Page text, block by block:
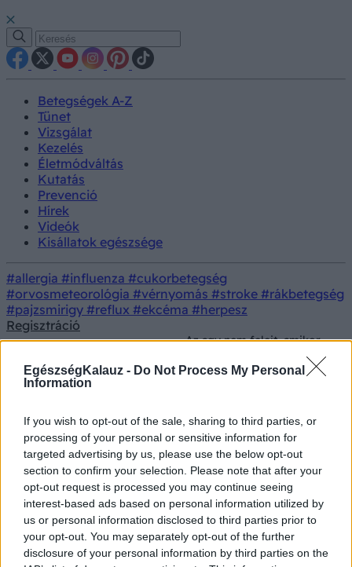
EgészségKalauz - Do Not Process My Personal
Information
If you wish to opt-out of the sale, sharing to third parties, or
processing of your personal or sensitive information for
targeted advertising by us, please use the below opt-out
section to confirm your selection. Please note that after your
opt-out request is processed you may continue seeing
interest-based ads based on personal information utilized by
us or personal information disclosed to third parties prior to
your opt-out. You may separately opt-out of the further
disclosure of your personal information by third parties on the
Betegségek A-Z
Tünet
Vizsgálat
Kezelés
Életmódváltás
Kutatás
Prevenció
Hírek
Videók
Kisállatok egészsége
#allergia #influenza #cukorbetegség
#orvosmeteorológia #vérnyomás #stroke #rákbetegség
#pajzsmirigy #reflux #ekcéma #herpesz
Regisztráció
kutatások
Az agy nem felejt, amikor
megbocsátunk – Sokkal
meglepőbb dolgot tesz a
Az agy nem felejt, amikor
megbocsátunk – Sokkal
meglepőbb dolgot tesz a fájdalmas
emlékekkel